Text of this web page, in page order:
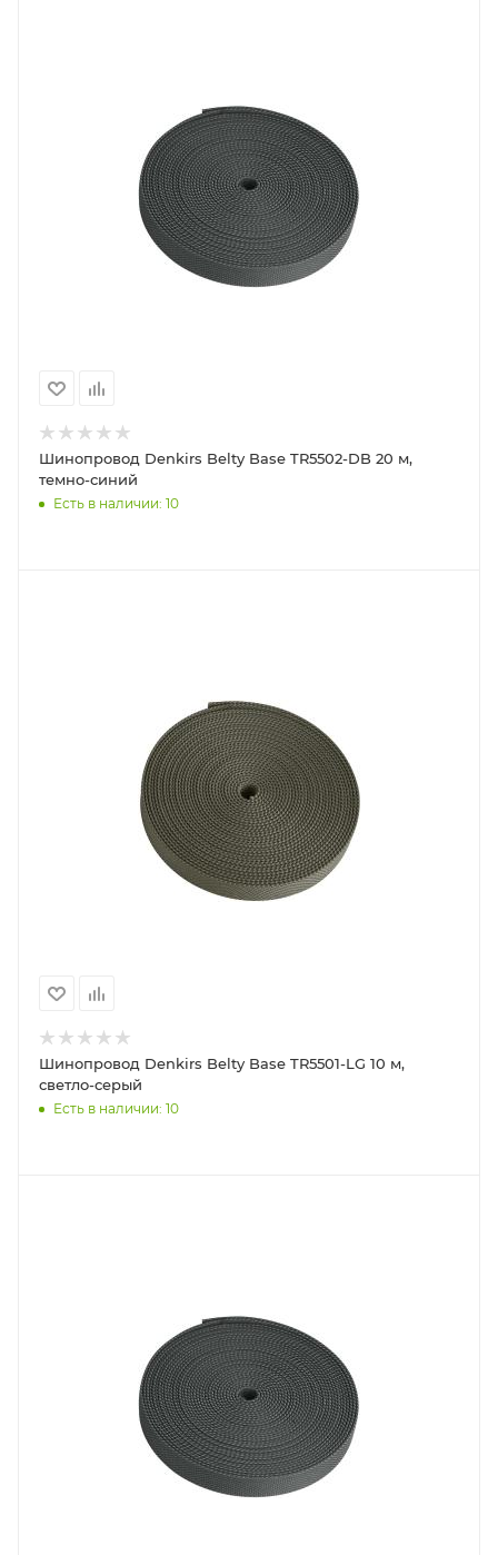
Шинопровод Denkirs Belty Base TR5502-DB 20 м,
темно-синий
Есть в наличии: 10
Шинопровод Denkirs Belty Base TR5501-LG 10 м,
светло-серый
Есть в наличии: 10